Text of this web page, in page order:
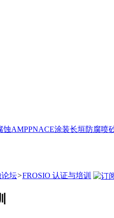
蚀AMPPNACE涂装长垣防腐喷
论坛>FROSIO 认证与培训